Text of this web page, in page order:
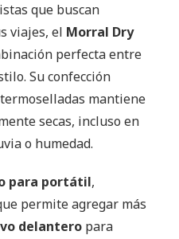
que buscan
viajes, el Morral Dry
perfecta entre
Su confección
mantiene
secas, incluso en
o humedad.
para portátil,
permite agregar más
delantero para